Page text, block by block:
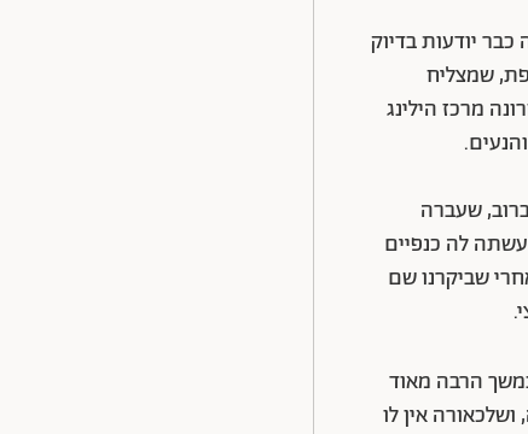
יודעות בדיוק
שמצליח
מרכז הילינג
שעברה
לה כנפיים
שביקרנו שם
הרבה מאוד
אין לו